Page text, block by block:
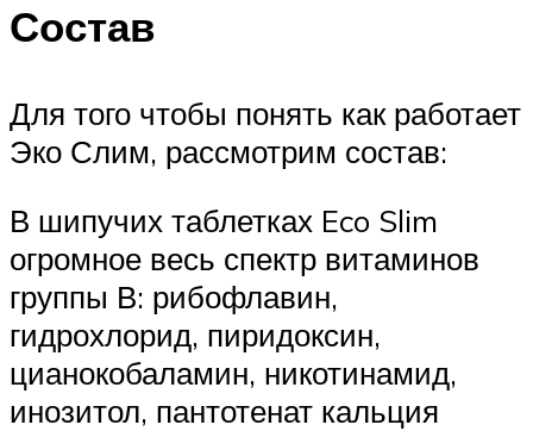
Состав
Для того чтобы понять как работает
Эко Слим, рассмотрим состав:
В шипучих таблетках Eco Slim
огромное весь спектр витаминов
группы В: рибофлавин,
гидрохлорид, пиридоксин,
цианокобаламин, никотинамид,
инозитол, пантотенат кальция